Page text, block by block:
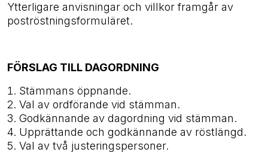
Ytterligare anvisningar och villkor framgår av
poströstningsformuläret.
FÖRSLAG TILL DAGORDNING
Stämmans öppnande.
Val av ordförande vid stämman.
Godkännande av dagordning vid stämman.
Upprättande och godkännande av röstlängd.
Val av två justeringspersoner.